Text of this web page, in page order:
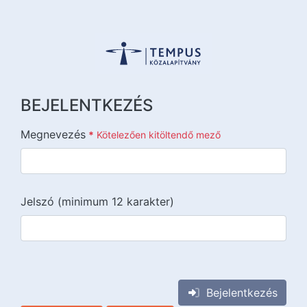
BEJELENTKEZÉS
Megnevezés * Kötelezően kitöltendő mező
Jelszó (minimum 12 karakter)
Bejelentkezés